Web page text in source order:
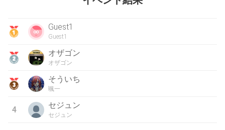
Guest1
Guest1
オザゴン
オザゴン
そういち
颯一
4 セジュン
セジュン